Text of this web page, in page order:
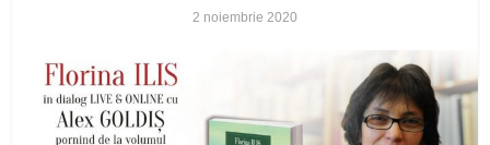
2 noiembrie 2020